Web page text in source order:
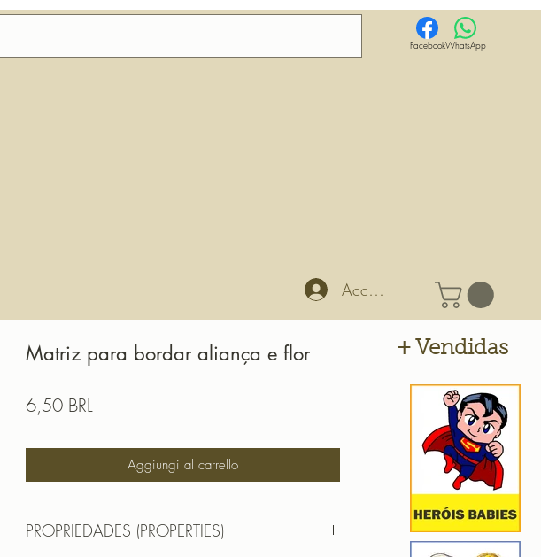
FacebookWhatsApp
Accedi
Matriz para bordar aliança e flor
6,50 BRL
Aggiungi al carrello
PROPRIEDADES (PROPERTIES)
+ Vendidas